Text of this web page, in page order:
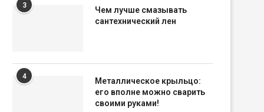
3
Чем лучше смазывать
сантехнический лен
4
Металлическое крыльцо:
его вполне можно сварить
своими руками!